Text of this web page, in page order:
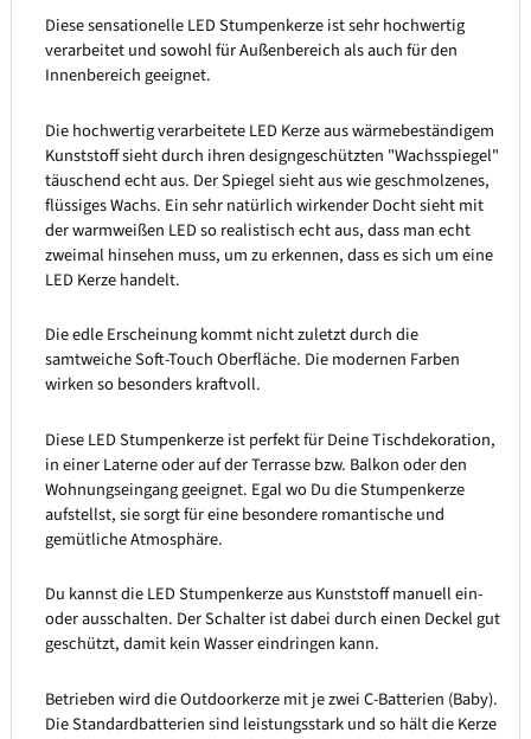
Diese sensationelle LED Stumpenkerze ist sehr hochwertig
verarbeitet und sowohl für Außenbereich als auch für den
Innenbereich geeignet.
Die hochwertig verarbeitete LED Kerze aus wärmebeständigem
Kunststoff sieht durch ihren designgeschützten "Wachsspiegel"
täuschend echt aus. Der Spiegel sieht aus wie geschmolzenes,
flüssiges Wachs. Ein sehr natürlich wirkender Docht sieht mit
der warmweißen LED so realistisch echt aus, dass man echt
zweimal hinsehen muss, um zu erkennen, dass es sich um eine
LED Kerze handelt.
Die edle Erscheinung kommt nicht zuletzt durch die
samtweiche Soft-Touch Oberfläche. Die modernen Farben
wirken so besonders kraftvoll.
Diese LED Stumpenkerze ist perfekt für Deine Tischdekoration,
in einer Laterne oder auf der Terrasse bzw. Balkon oder den
Wohnungseingang geeignet. Egal wo Du die Stumpenkerze
aufstellst, sie sorgt für eine besondere romantische und
gemütliche Atmosphäre.
Du kannst die LED Stumpenkerze aus Kunststoff manuell ein-
oder ausschalten. Der Schalter ist dabei durch einen Deckel gut
geschützt, damit kein Wasser eindringen kann.
Betrieben wird die Outdoorkerze mit je zwei C-Batterien (Baby).
Die Standardbatterien sind leistungsstark und so hält die Kerze